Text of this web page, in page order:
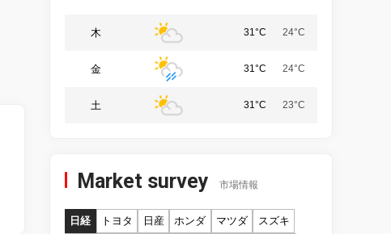
木 31°C 24°C
金 31°C 24°C
土 31°C 23°C
Market survey 市場情報
日経 トヨタ 日産 ホンダ マツダ
スズキ